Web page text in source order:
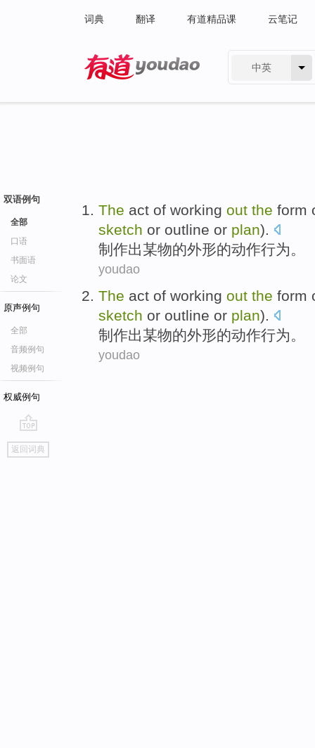
词典 翻译 有道精品课 云笔记
中英
双语例句
全部
口语
书面语
论文
原声例句
全部
音频例句
视频例句
权威例句
go
top
返回词典
The act of working out the form
sketch or outline or plan).
制作出某物的外形的动作行为。
youdao
The act of working out the form
sketch or outline or plan).
制作出某物的外形的动作行为。
youdao